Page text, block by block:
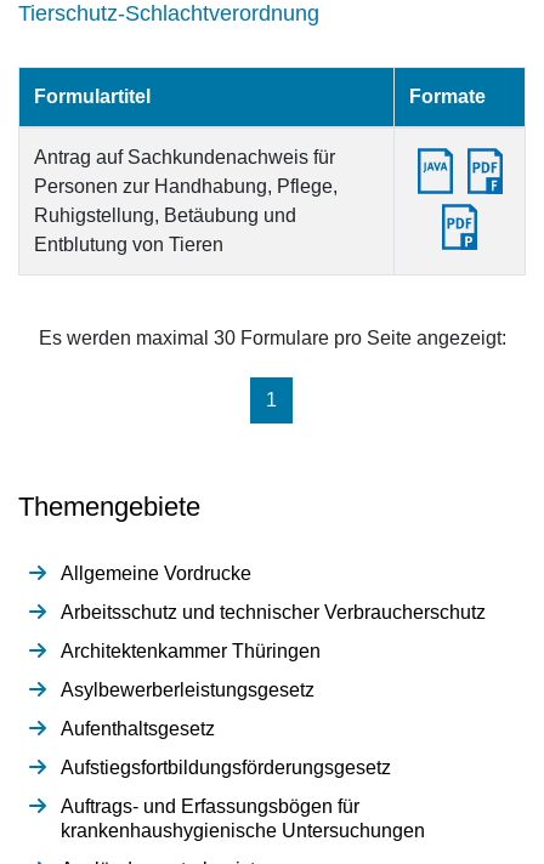
Tierschutz-Schlachtverordnung
Formulartitel Formate
Antrag auf Sachkundenachweis für
Personen zur Handhabung, Pflege,
Ruhigstellung, Betäubung und
Entblutung von Tieren
Es werden maximal 30 Formulare pro Seite angezeigt:
1
Themengebiete
Allgemeine Vordrucke
Arbeitsschutz und technischer Verbraucherschutz
Architektenkammer Thüringen
Asylbewerberleistungsgesetz
Aufenthaltsgesetz
Aufstiegsfortbildungsförderungsgesetz
Auftrags- und Erfassungsbögen für
krankenhaushygienische Untersuchungen